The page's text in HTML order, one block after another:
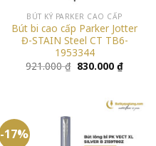
BÚT KÝ PARKER CAO CẤP
Bút bi cao cấp Parker Jotter
Đ-STAIN Steel CT TB6-
1953344
921.000₫ Giá
gốc
830.000 ₫Giá
hiện
-17%